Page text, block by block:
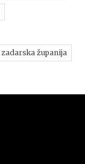
zadarska županija